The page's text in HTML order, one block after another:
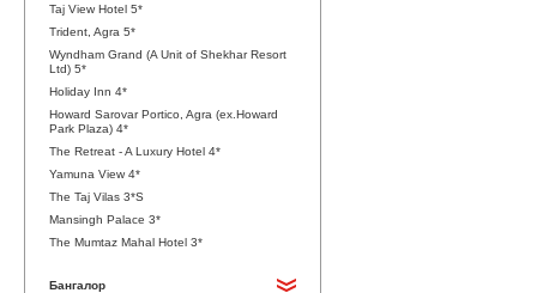
Taj View Hotel 5*
Trident, Agra 5*
Wyndham Grand (A Unit of Shekhar Resort
Ltd) 5*
Holiday Inn 4*
Howard Sarovar Portico, Agra (ex.Howard
Park Plaza) 4*
The Retreat - A Luxury Hotel 4*
Yamuna View 4*
The Taj Vilas 3*S
Mansingh Palace 3*
The Mumtaz Mahal Hotel 3*
Бангалор